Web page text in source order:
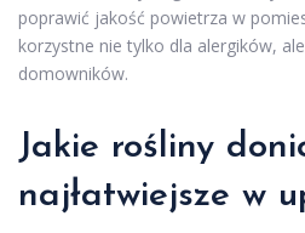
poprawić jakość powietrza w
korzystne nie tylko dla alergików,
domowników.
Jakie rośliny
najłatwiejsze w